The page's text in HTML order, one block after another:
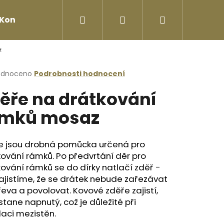
Přihlášení
Podrobnosti hodnocení
na drátkování
mosaz
jsou drobná pomůcka určená pro
rámků. Po předvrtání děr pro
rámků se do dírky natlačí zděř -
že se drátek nebude zařezávat
a povolovat. Kovové zděře zajistí,
napnutý, což je důležité při
mezistěn.
Následující